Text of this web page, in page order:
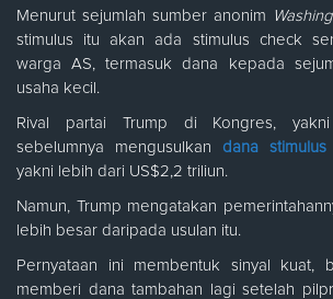
Menurut sejumlah sumber anonim
stimulus itu akan ada stimulus check
warga AS, termasuk dana kepada
usaha kecil.
Rival partai Trump di Kongres,
sebelumnya mengusulkan dana
yakni lebih dari US$2,2 triliun.
Namun, Trump mengatakan
lebih besar daripada usulan itu.
Pernyataan ini membentuk sinyal kuat,
memberi dana tambahan lagi setelah